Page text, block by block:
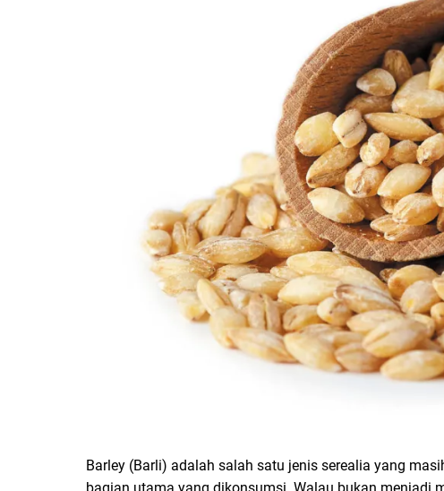
Barley (Barli) adalah salah satu jenis serealia yang